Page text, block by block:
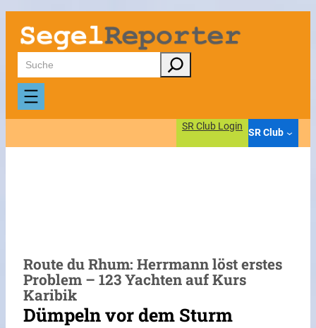
Zum
Inhalt
springen
Suchen
SR Club Login
SR Club
Route du Rhum: Herrmann löst erstes
Problem – 123 Yachten auf Kurs
Karibik
Dümpeln vor dem Sturm